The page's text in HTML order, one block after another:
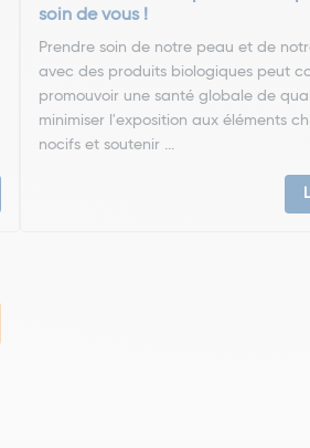
soin de vous !
Prendre soin de notre peau et de
avec des produits biologiques peut
promouvoir une santé globale de
minimiser l'exposition aux éléments
nocifs et soutenir ...